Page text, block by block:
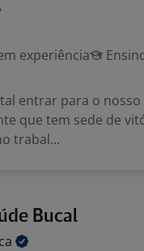
experiência
entrar para o
que tem sede de
trabal...
Bucal